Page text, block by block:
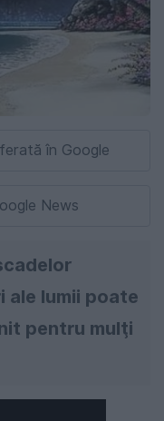
în Google
News
ale lumii poate
pentru mulţi